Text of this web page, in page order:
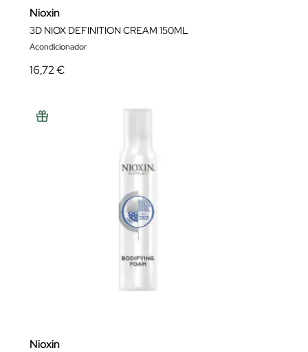
Nioxin
3D NIOX DEFINITION CREAM 150ML
Acondicionador
16,72 €
Nioxin